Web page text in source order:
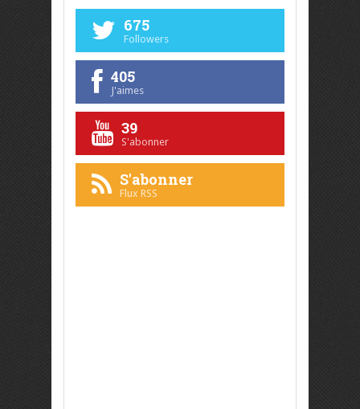
675
Followers
405
J'aimes
39
S'abonner
S'abonner
Flux RSS